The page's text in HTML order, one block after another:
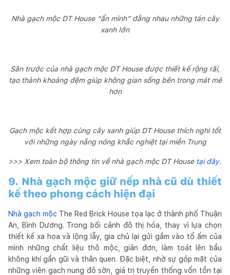
Nhà gạch mộc DT House “ẩn mình” đằng nhau những tán cây
xanh lớn
Sân trước của nhà gạch mộc DT House được thiết kế rộng rãi,
tạo thành khoảng đệm giúp không gian sống bên trong mát mẻ
hơn
Gạch mộc kết hợp cùng cây xanh giúp DT House thích nghi tốt
với những ngày nắng nóng khắc nghiệt tại miền Trung
>>> Xem toàn bộ thông tin về nhà gạch mộc DT House tại đây.
9. Nhà gạch mộc giữ nếp nhà cũ dù thiết
kế theo phong cách hiện đại
Nhà gạch mộc The Red Brick House tọa lạc ở thành phố Thuận
An, Bình Dương. Trong bối cảnh đô thị hóa, thay vì lựa chọn
thiết kế xa hoa và lộng lẫy, gia chủ lại gửi gắm vào tổ ấm của
mình những chất liệu thô mộc, giản đơn, làm toát lên bầu
không khí gần gũi và thân quen. Đặc biệt, nhờ sự góp mặt của
những viên gạch nung đỏ sờn, giá trị truyền thống vốn tồn tại